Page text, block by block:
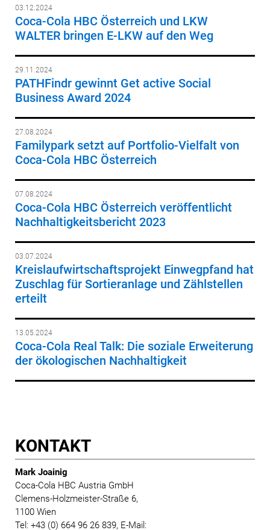
03.12.2024
Coca-Cola HBC Österreich und LKW
WALTER bringen E-LKW auf den Weg
29.11.2024
PATHFindr gewinnt Get active Social
Business Award 2024
27.08.2024
Familypark setzt auf Portfolio-Vielfalt von
Coca-Cola HBC Österreich
07.08.2024
Coca-Cola HBC Österreich veröffentlicht
Nachhaltigkeitsbericht 2023
03.07.2024
Kreislaufwirtschaftsprojekt Einwegpfand hat
Zuschlag für Sortieranlage und Zählstellen
erteilt
13.05.2024
Coca-Cola Real Talk: Die soziale Erweiterung
der ökologischen Nachhaltigkeit
KONTAKT
Mark Joainig
Coca-Cola HBC Austria GmbH
Clemens-Holzmeister-Straße 6,
1100 Wien
Tel: +43 (0) 664 96 26 839, E-Mail: